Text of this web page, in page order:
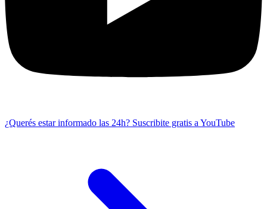
¿Querés estar informado las 24h? Suscribite gratis a YouTube